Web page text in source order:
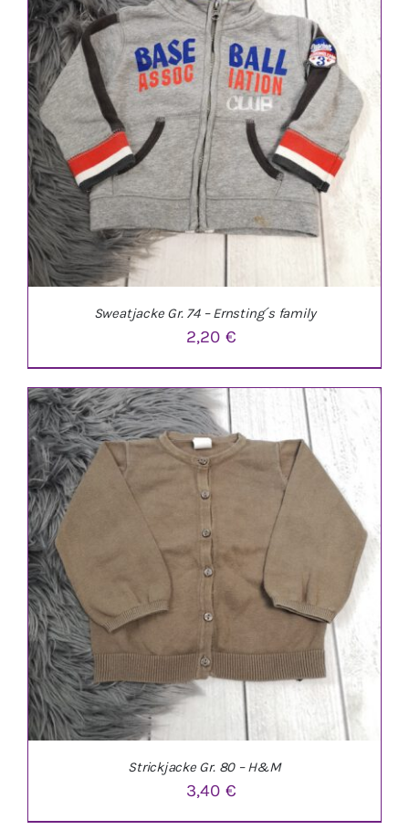
IN DEN WARENKORB / DETAILS
IN DEN WARENKORB DETAILS
Sweatjacke Gr. 74 – Ernsting´s family
2,20€
Strickjacke Gr. 80 – H&M
3,40€